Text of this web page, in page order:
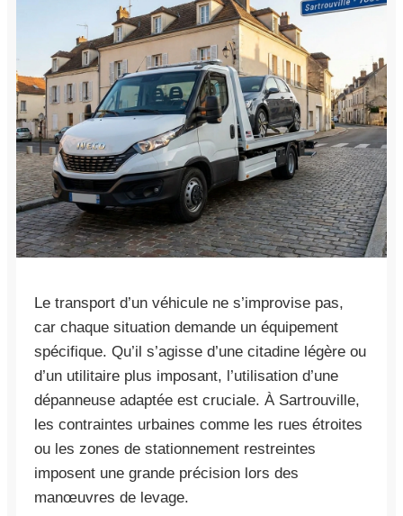
Le transport d’un véhicule ne s’improvise pas,
car chaque situation demande un équipement
spécifique. Qu’il s’agisse d’une citadine légère ou
d’un utilitaire plus imposant, l’utilisation d’une
dépanneuse adaptée est cruciale. À Sartrouville,
les contraintes urbaines comme les rues étroites
ou les zones de stationnement restreintes
imposent une grande précision lors des
manœuvres de levage.